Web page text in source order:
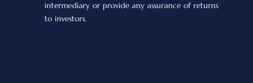
intermediary or provide any assurance of returns
to investors.